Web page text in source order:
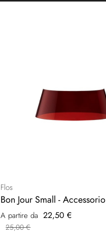
Flos
Bon Jour Small - Accessorio
A partire da 22,50 €
25,00 €